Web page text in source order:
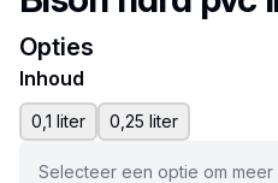
Opties
Inhoud
0,1 liter 0,25 liter
Selecteer een optie om